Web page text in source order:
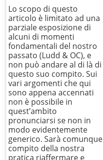
Lo scopo di questo
articolo è limitato ad una
parziale esposizione di
alcuni di momenti
fondamentali del nostro
passato (Ludd & OC), e
non può andare al di là di
questo suo compito. Sui
vari argomenti che qui
sono appena accennati
non è possibile in
quest’ambito
pronunciarsi se non in
modo evidentemente
generico. Sarà comunque
compito della nostra
pratica riaffermare e